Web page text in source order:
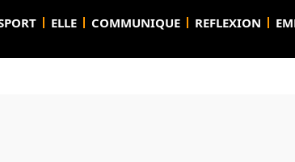
ELLE COMMUNIQUE REFLEXION